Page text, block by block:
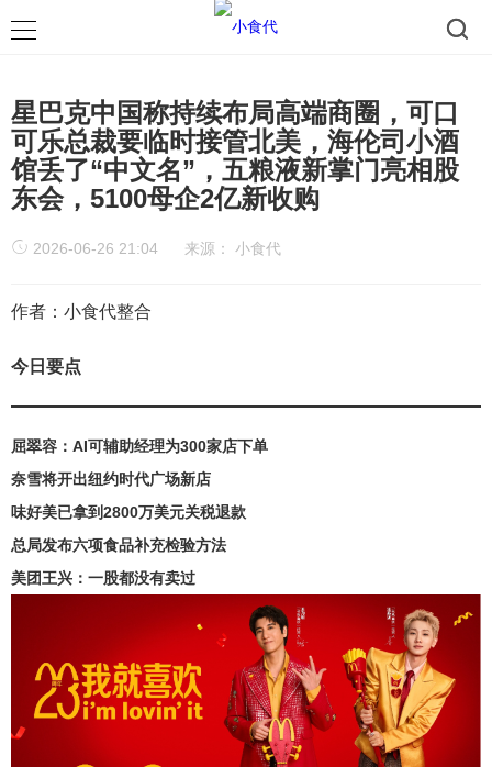
星巴克中国称持续布局高端商圈，可口
可乐总裁要临时接管北美，海伦司小酒
馆丢了“中文名”，五粮液新掌门亮相股
东会，5100母企2亿新收购
2026-06-26 21:04 来源： 小食代
作者：小食代整合
今日要点
屈翠容：AI可辅助经理为300家店下单
奈雪将开出纽约时代广场新店
味好美已拿到2800万美元关税退款
总局发布六项食品补充检验方法
美团王兴：一股都没有卖过